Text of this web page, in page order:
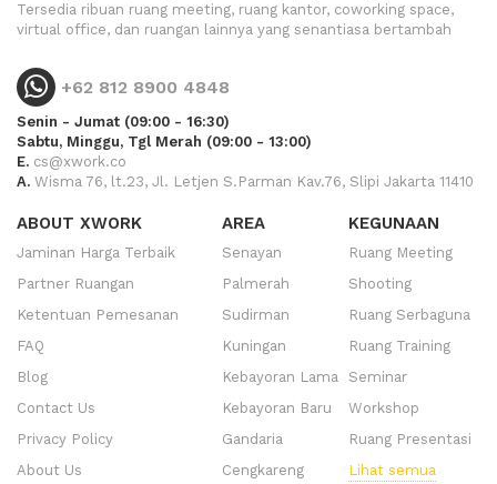
Tersedia ribuan ruang meeting, ruang kantor, coworking space,
virtual office, dan ruangan lainnya yang senantiasa bertambah
+62 812 8900 4848
Senin - Jumat (09:00 - 16:30)
Sabtu, Minggu, Tgl Merah (09:00 - 13:00)
E. cs@xwork.co
A. Wisma 76, lt.23, Jl. Letjen S.Parman Kav.76, Slipi Jakarta 11410
ABOUT XWORK
Jaminan Harga Terbaik
Partner Ruangan
Ketentuan Pemesanan
FAQ
Blog
Contact Us
Privacy Policy
About Us
AREA
Senayan
Palmerah
Sudirman
Kuningan
Kebayoran Lama
Kebayoran Baru
Gandaria
Cengkareng
KEGUNAAN
Ruang Meeting
Shooting
Ruang Serbaguna
Ruang Training
Seminar
Workshop
Ruang Presentasi
Lihat semua